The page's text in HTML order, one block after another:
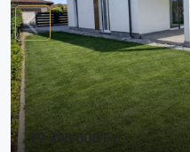
99 990 000 Ft